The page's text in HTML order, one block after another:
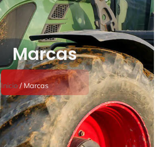
Marcas
Inicio/ Marcas